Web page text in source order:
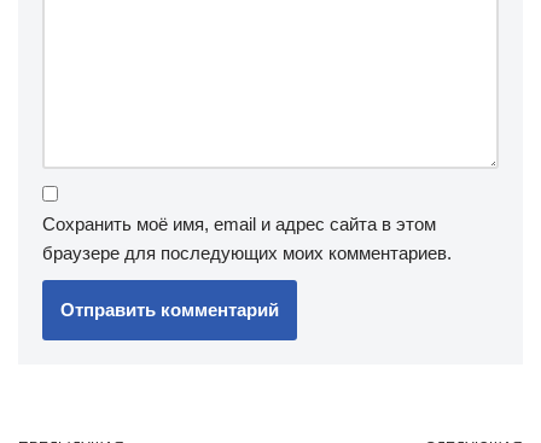
Сохранить моё имя, email и адрес сайта в этом
браузере для последующих моих комментариев.